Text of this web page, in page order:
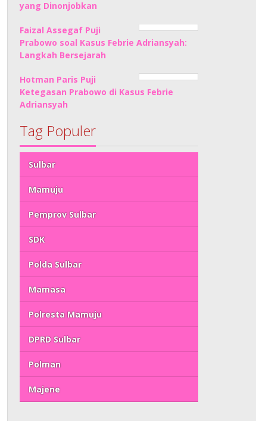
yang Dinonjobkan
Faizal Assegaf Puji
Prabowo soal Kasus Febrie Adriansyah:
Langkah Bersejarah
Hotman Paris Puji
Ketegasan Prabowo di Kasus Febrie
Adriansyah
Tag Populer
Sulbar
Mamuju
Pemprov Sulbar
SDK
Polda Sulbar
Mamasa
Polresta Mamuju
DPRD Sulbar
Polman
Majene